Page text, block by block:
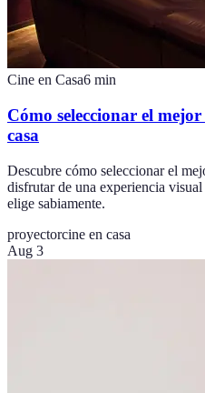
Cine en Casa6 min
Cómo seleccionar el
casa
Descubre cómo seleccionar el
disfrutar de una experiencia
elige sabiamente.
proyectorcine en casa
Aug 3